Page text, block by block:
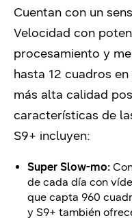
Cuentan con un
Velocidad con
procesamiento y
hasta 12 cuadros
más alta calidad
características de
S9+ incluyen:
Super Slow-mo:
de cada día con
que capta 960
y S9+ también